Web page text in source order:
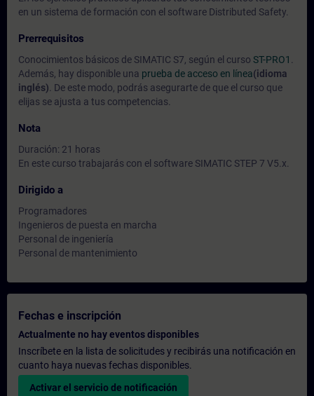
en un sistema de formación con el software Distributed Safety.
Prerrequisitos
Conocimientos básicos de SIMATIC S7, según el curso ST-PRO1
Además, hay disponible una prueba de acceso en línea(idioma
inglés) . De este modo, podrás asegurarte de que el curso que
elijas se ajusta a tus competencias.
Nota
Duración: 21 horas
En este curso trabajarás con el software SIMATIC STEP 7 V5.x.
Dirigido a
Programadores
Ingenieros de puesta en marcha
Personal de ingeniería
Personal de mantenimiento
Fechas e inscripción
Actualmente no hay eventos disponibles
Inscríbete en la lista de solicitudes y recibirás una notificación en
cuanto haya nuevas fechas disponibles.
Activar el servicio de notificación